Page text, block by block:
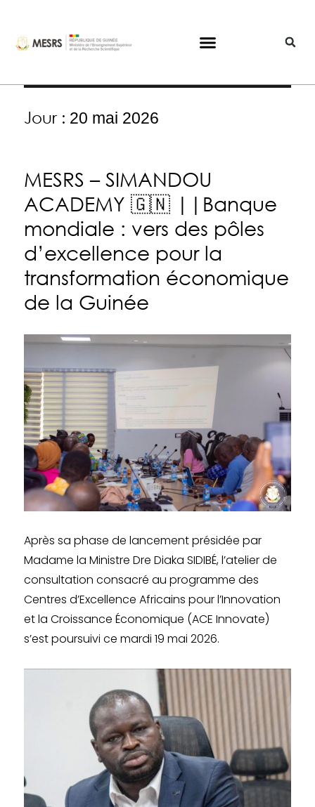
Jour : 20 mai 2026
MESRS – SIMANDOU
ACADEMY 🇬🇳 ||Banque
mondiale : vers des pôles
d’excellence pour la
transformation économique
de la Guinée
Après sa phase de lancement présidée par
Madame la Ministre Dre Diaka SIDIBÉ, l’atelier de
consultation consacré au programme des
Centres d’Excellence Africains pour l’Innovation
et la Croissance Économique (ACE Innovate)
s’est poursuivi ce mardi 19 mai 2026.